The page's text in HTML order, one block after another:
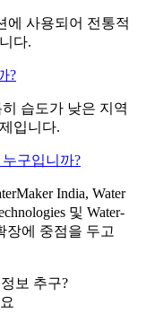
에 사용되어 전통적
다.
?
습도가 낮은 지역
입니다.
구입니까?
India, Water
및 Water-
장에 중점을 두고
보 추구?